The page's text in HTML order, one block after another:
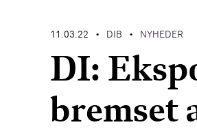
11.03.22 • DIB • NYHEDER
DI:
bremset